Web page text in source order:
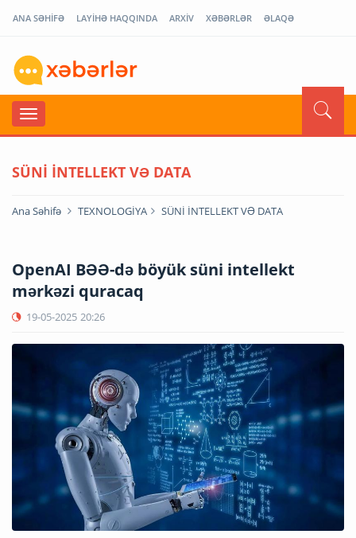
ANA SƏHİFƏ LAYİHƏ HAQQINDA ARXİV XƏBƏRLƏR ƏLAQƏ
SÜNİ İNTELLEKT VƏ DATA
Ana Səhifə TEXNOLOGİYA SÜNİ İNTELLEKT VƏ DATA
OpenAI BƏƏ-də böyük süni intellekt
mərkəzi quracaq
19-05-2025 20:26